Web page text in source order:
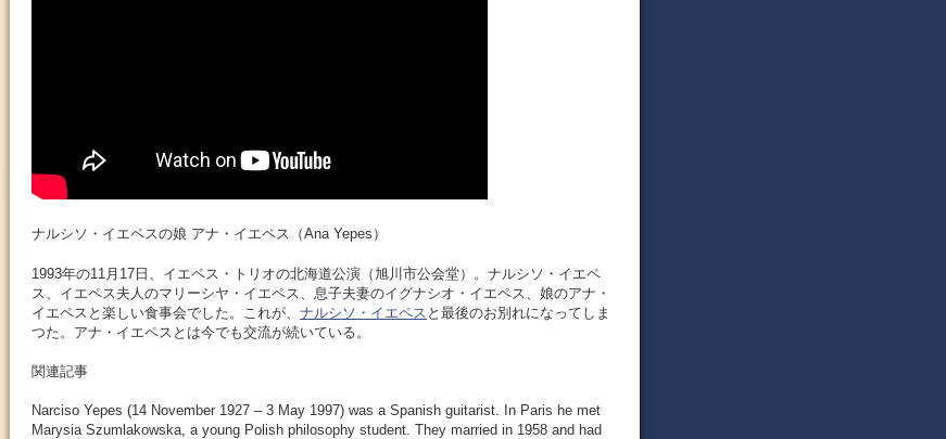
ナルシソ・イエペスの娘 アナ・イエペス（Ana Yepes）
1993年の11月17日、イエペス・トリオの北海道公演（旭川市公会堂）。ナルシソ・イエペ
ス、イエペス夫人のマリーシヤ・イエペス、息子夫妻のイグナシオ・イエペス、娘のアナ・
イエペスと楽しい食事会でした。これが、 ナルシソ・イエペス と最後のお別れになってしま
つた。アナ・イエペスとは今でも交流が続いている。
関連記事
Narciso Yepes (14 November 1927 – 3 May 1997) was a Spanish guitarist. In Paris he met
Marysia Szumlakowska, a young Polish philosophy student. They married in 1958 and had